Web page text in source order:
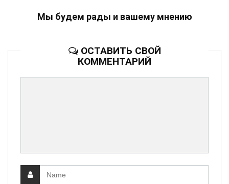
Мы будем рады и вашему мнению
ОСТАВИТЬ СВОЙ
КОММЕНТАРИЙ